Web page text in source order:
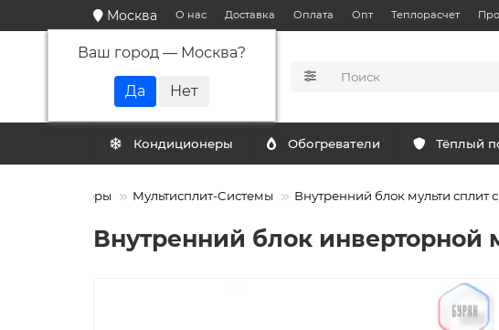
Москва
Ваш город — Москва?
О нас Доставка Оплата Опт Теплорасчет
Кондиционеры Обогреватели Тёплый
Кондиционеры Мультисплит-Системы Внутренний блок мульти сплит
Внутренний блок инверторной